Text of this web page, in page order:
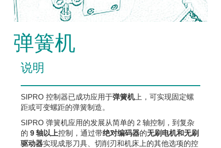
弹簧机
说明
SIPRO 控制器已成功应用于弹簧机上，可实现固定螺
距或可变螺距的弹簧制造。
SIPRO 弹簧机应用的发展从简单的 2 轴控制，到复杂
的 9 轴以上控制，通过带绝对编码器的无刷电机和无刷
驱动器实现成形刀具、切削刃和机床上的其他选项的控